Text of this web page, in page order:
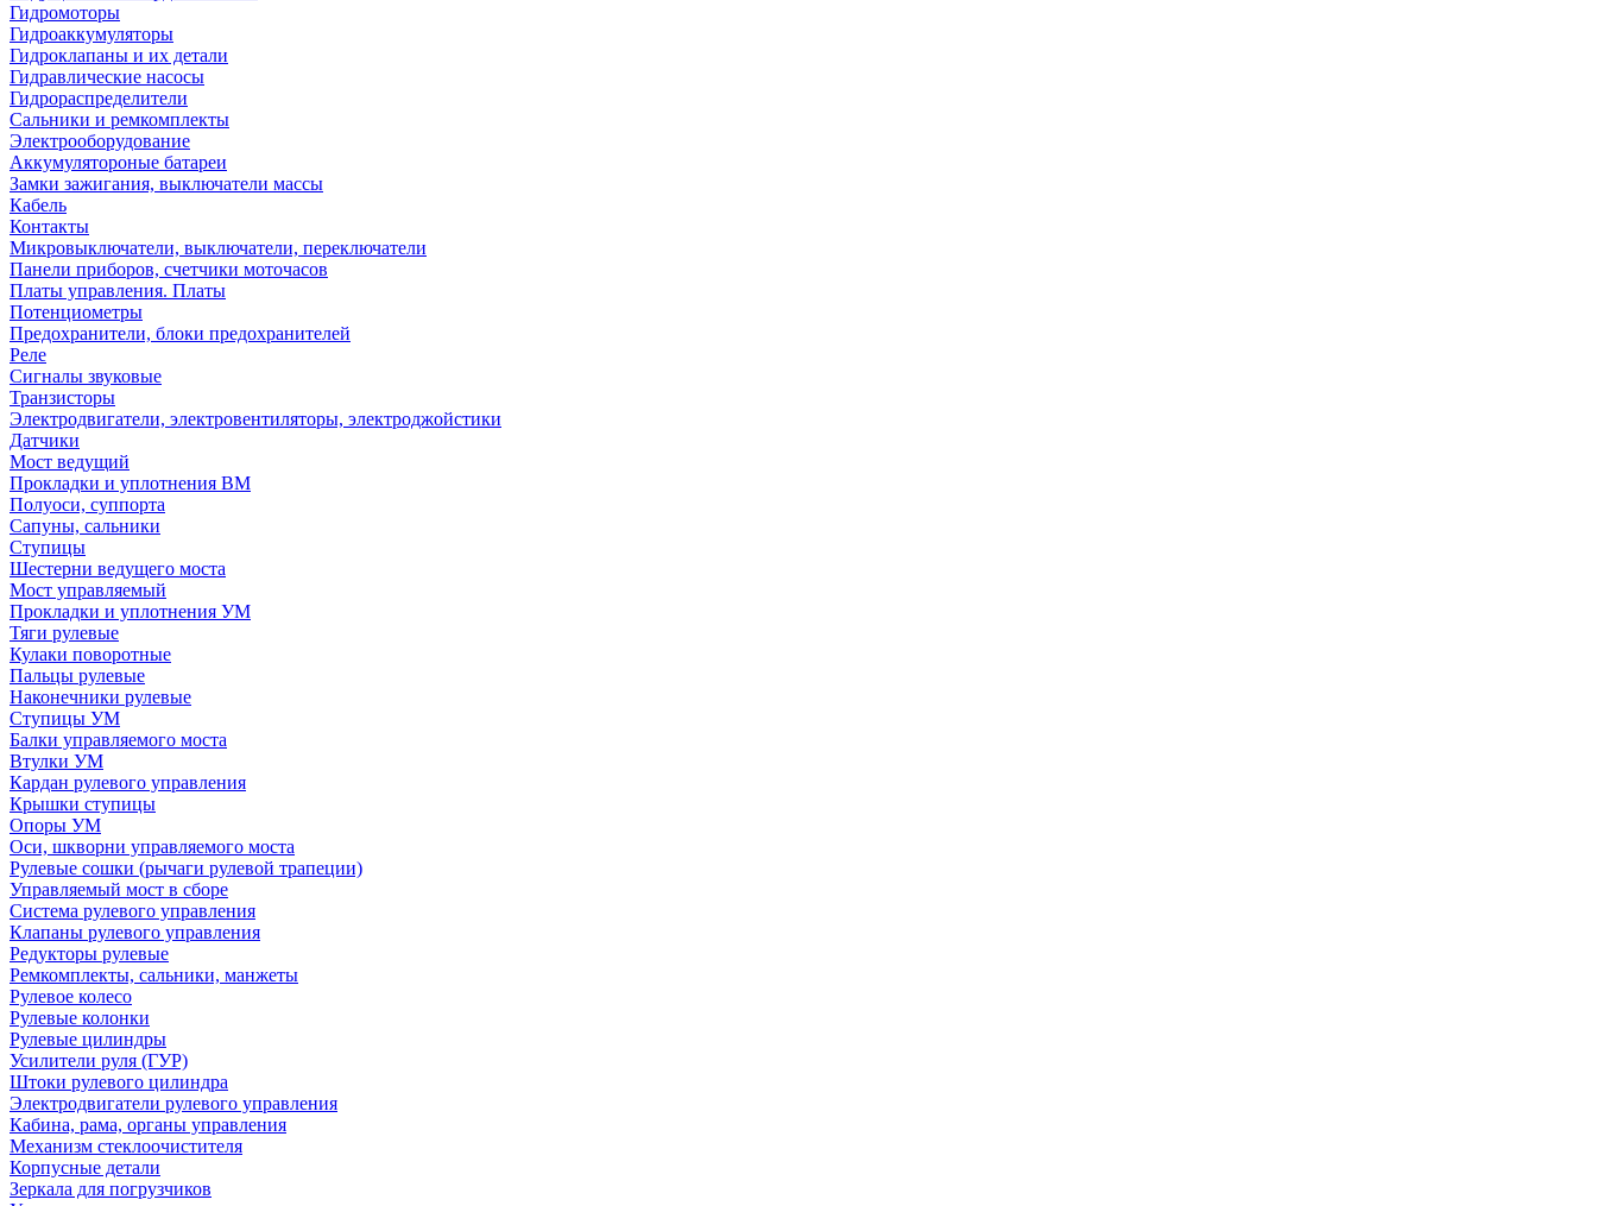
Гидромоторы
Гидроаккумуляторы
Гидроклапаны и их детали
Гидравлические насосы
Гидрораспределители
Сальники и ремкомплекты
Электрооборудование
Аккумулятороные батареи
Замки зажигания, выключатели массы
Кабель
Контакты
Микровыключатели, выключатели, переключатели
Панели приборов, счетчики моточасов
Платы управления. Платы
Потенциометры
Предохранители, блоки предохранителей
Реле
Сигналы звуковые
Транзисторы
Электродвигатели, электровентиляторы, электроджойстики
Датчики
Мост ведущий
Прокладки и уплотнения ВМ
Полуоси, суппорта
Сапуны, сальники
Ступицы
Шестерни ведущего моста
Мост управляемый
Прокладки и уплотнения УМ
Тяги рулевые
Кулаки поворотные
Пальцы рулевые
Наконечники рулевые
Ступицы УМ
Балки управляемого моста
Втулки УМ
Кардан рулевого управления
Крышки ступицы
Опоры УМ
Оси, шкворни управляемого моста
Рулевые сошки (рычаги рулевой трапеции)
Управляемый мост в сборе
Система рулевого управления
Клапаны рулевого управления
Редукторы рулевые
Ремкомплекты, сальники, манжеты
Рулевое колесо
Рулевые колонки
Рулевые цилиндры
Усилители руля (ГУР)
Штоки рулевого цилиндра
Электродвигатели рулевого управления
Кабина, рама, органы управления
Механизм стеклоочистителя
Корпусные детали
Зеркала для погрузчиков